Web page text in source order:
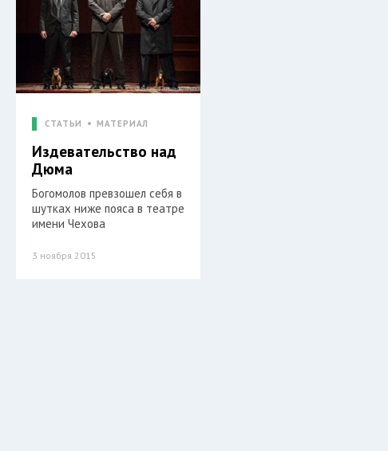
СТАТЬИ МАТЕРИАЛ
Издевательство над
Дюма
Богомолов превзошел себя в
шутках ниже пояса в театре
имени Чехова
3 ноября 2015